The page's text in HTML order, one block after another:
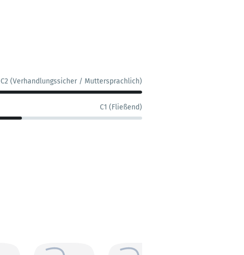
C2 (Verhandlungssicher / Muttersprachlich)
C1 (Fließend)